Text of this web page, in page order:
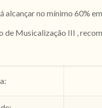
alcançar no mínimo 60%
de Musicalização III ,